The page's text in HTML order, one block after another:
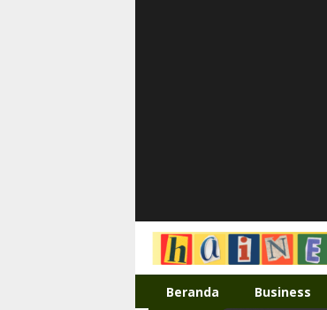
Inspirasi muda karya mandiri
Beranda Business